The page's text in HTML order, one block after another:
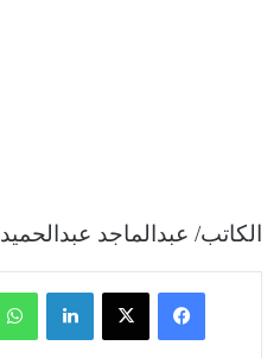
الكاتب/ عبدالماجد عبدالحميد
فيسبوك ‫X لينكدإن